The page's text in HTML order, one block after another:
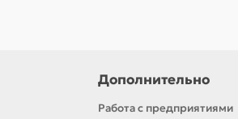
Дополнительно
Работа с предприятиями